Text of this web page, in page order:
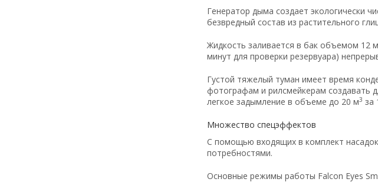
Генератор дыма создает экологически
безвредный состав из растительного
Жидкость заливается в бак объемом 12
минут для проверки резервуара)
Густой тяжелый туман имеет время
фотографам и рилсмейкерам создавать
легкое задымление в объеме до 20 м3 за
Множество спецэффектов
С помощью входящих в комплект
потребностями.
Основные режимы работы Falcon Eyes